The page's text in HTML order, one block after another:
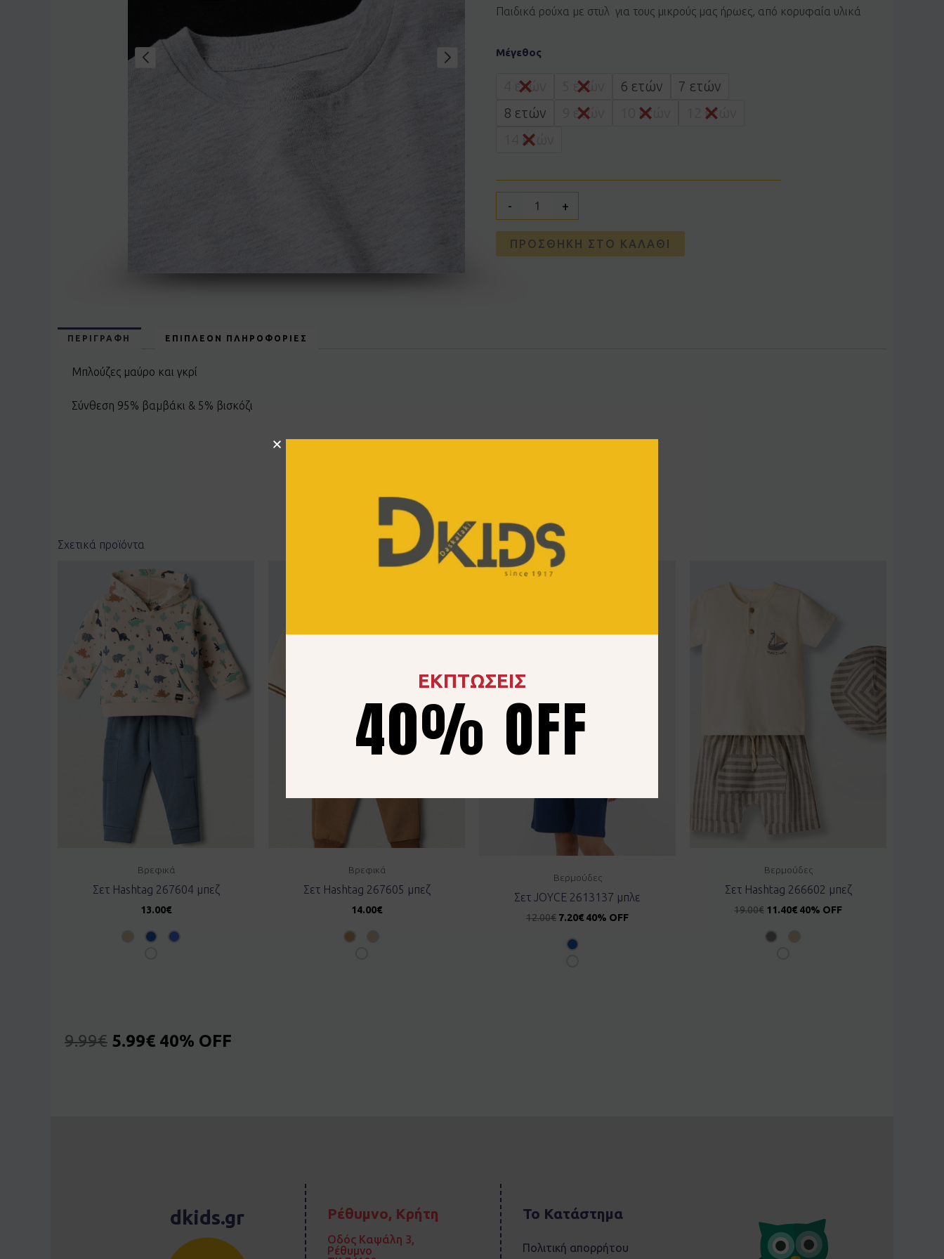
Παιδικά ρούχα με στυλ για τους μικρούς μας ήρωες, από κορυφαία υλικά
Μέγεθος
4 ετών 5 ετών 6 ετών
7 ετών
8 ετών
9 ετών 10 ετών
12 ετών
14 ετών
-
2
310642850020
ποσότητα
+
ΠΡΟΣΘΉΚΗ ΣΤΟ ΚΑΛΆΘΙ
ΠΕΡΙΓΡΑΦΉ ΕΠΙΠΛΈΟΝ ΠΛΗΡΟΦΟΡΊΕΣ
Μπλούζες μαύρο και γκρί
Σύνθεση 95% βαμβάκι & 5% βισκόζι
Σχετικά προϊόντα
Βρεφικά
Σετ Hashtag 267604 μπεζ
13.00€
Βρεφικά
Σετ Hashtag 267605 μπεζ
14.00€
Βερμούδες
Σετ JOYCE 2613137 μπλε
12.00€ 7.20€ 40% OFF
Βερμούδες
Σετ Hashtag 266602 μπεζ
19.00€ 11.40€ 40% OFF
9.99€ 5.99€ 40% OFF
dkids.gr Ρέθυμνο, Κρήτη
Οδός Καψάλη 3,
Ρέθυμνο
Το Κατάστημα
Πολιτική απορρήτου
ΕΚΠΤΩΣΕΙΣ
40% OFF